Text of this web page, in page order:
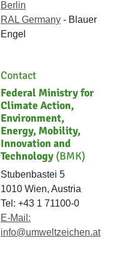
Berlin
RAL Germany - Blauer
Engel
Contact
Federal Ministry for
Climate Action,
Environment,
Energy, Mobility,
Innovation and
Technology (BMK)
Stubenbastei 5
1010 Wien, Austria
Tel: +43 1 71100-0
E-Mail:
info@umweltzeichen.at